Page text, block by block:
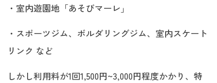
・室内遊園地「あそびマーレ」
・スポーツジム、ボルダリングジム、室内スケート
リンク など
しかし利用料が1回1,500円~3,000円程度かかり、特